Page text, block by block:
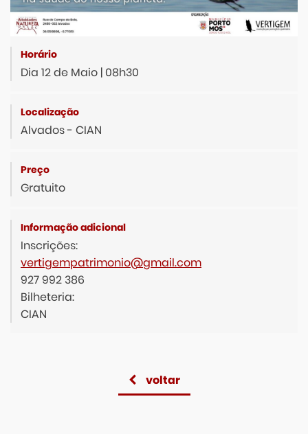
Dia 12 de Maio | 08h30
Alvados - CIAN
Gratuito
Inscrições:
vertigempatrimonio@gmail.com
927 992 386
Bilheteria:
CIAN
voltar